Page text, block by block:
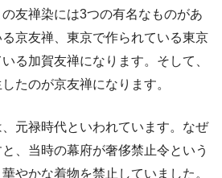
友禅染には3つの有名なものがあ
京友禅、東京で作られている東京
る加賀友禅になります。そして、
たのが京友禅になります。
元禄時代といわれています。なぜ
、当時の幕府が奢侈禁止令という
やかな着物を禁止していました。